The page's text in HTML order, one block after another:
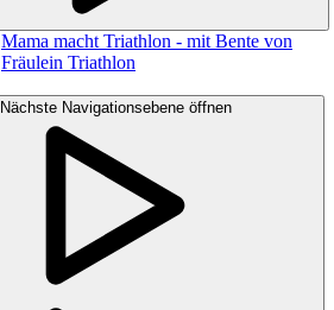
Mama macht Triathlon - mit Bente von
Fräulein Triathlon
Nächste Navigationsebene öffnen